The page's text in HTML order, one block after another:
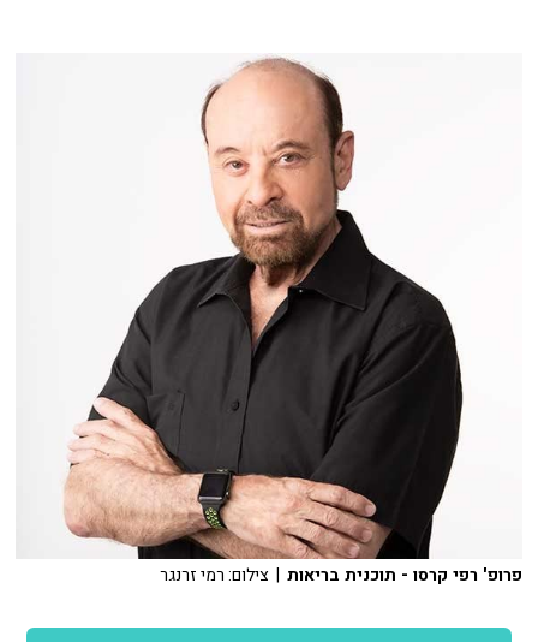
פרופ' רפי קרסו - תוכנית בריאות | צילום: רמי זרנגר